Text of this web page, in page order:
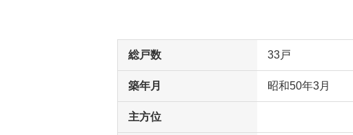
総戸数 33戸
築年月 昭和50年3月
主方位